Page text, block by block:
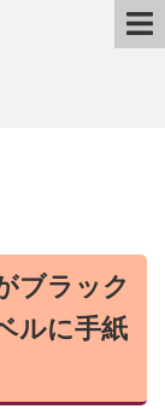
ブラック
ルに手紙